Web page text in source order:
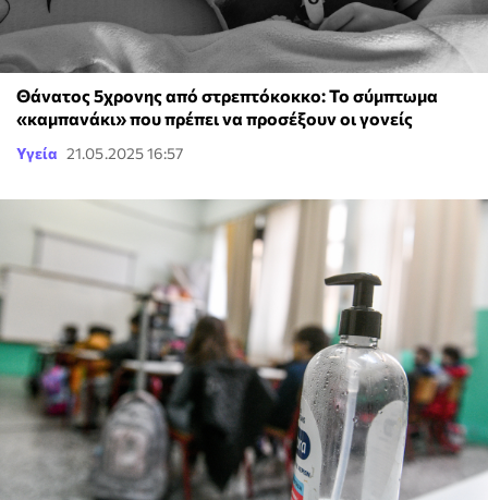
Θάνατος 5χρονης από στρεπτόκοκκο: Το σύμπτωμα
«καμπανάκι» που πρέπει να προσέξουν οι γονείς
Υγεία 21.05.2025 16:57